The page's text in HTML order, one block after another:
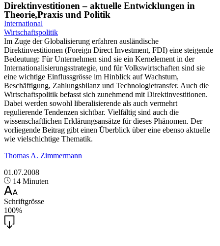
Direktinvestitionen – aktuelle Entwicklungen in
Theorie,Praxis und Politik
International
Wirtschaftspolitik
Im Zuge der Globalisierung erfahren ausländische
Direktinvestitionen (Foreign Direct Investment, FDI) eine steigende
Bedeutung: Für Unternehmen sind sie ein Kernelement in der
Internationalisierungsstrategie, und für Volkswirtschaften sind sie
eine wichtige Einflussgrösse im Hinblick auf Wachstum,
Beschäftigung, Zahlungsbilanz und Technologietransfer. Auch die
Wirtschaftspolitik befasst sich zunehmend mit Direktinvestitionen.
Dabei werden sowohl liberalisierende als auch vermehrt
regulierende Tendenzen sichtbar. Vielfältig sind auch die
wissenschaftlichen Erklärungsansätze für dieses Phänomen. Der
vorliegende Beitrag gibt einen Überblick über eine ebenso aktuelle
wie vielschichtige Thematik.
Thomas A. Zimmermann
01.07.2008
14 Minuten
Schriftgrösse
100%